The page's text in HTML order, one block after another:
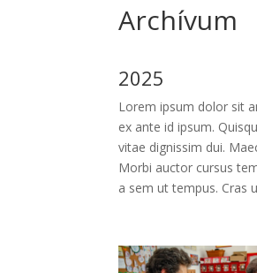
Archívum
2025
Lorem ipsum dolor sit
ex ante id ipsum.
vitae dignissim dui.
Morbi auctor cursus
a sem ut tempus. Cras